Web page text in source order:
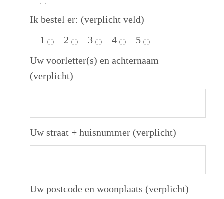
Ik bestel er: (verplicht veld)
1
2 3 4
5
Uw voorletter(s) en achternaam
(verplicht)
Uw straat + huisnummer (verplicht)
Uw postcode en woonplaats (verplicht)